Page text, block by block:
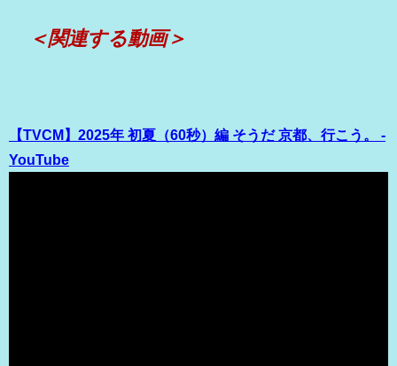
＜関連する動画＞
【TVCM】2025年 初夏（60秒）編 そうだ 京都、行こう。 -
YouTube